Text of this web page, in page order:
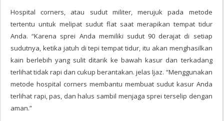
Hospital corners, atau sudut militer, merujuk pada metode
tertentu untuk melipat sudut flat saat merapikan tempat tidur
Anda. “Karena sprei Anda memiliki sudut 90 derajat di setiap
sudutnya, ketika jatuh di tepi tempat tidur, itu akan menghasilkan
kain berlebih yang sulit ditarik ke bawah kasur dan terkadang
terlihat tidak rapi dan cukup berantakan. jelas Ijaz. “Menggunakan
metode hospital corners membantu membuat sudut kasur Anda
terlihat rapi, pas, dan halus sambil menjaga sprei terselip dengan
aman.”